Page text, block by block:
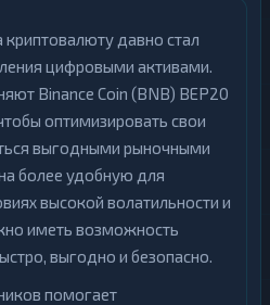
давно стал
цифровыми активами.
Binance Coin (BNB) BEP20
оптимизировать свои
выгодными рыночными
более удобную для
высокой волатильности и
иметь возможность
выгодно и безопасно.
помогает